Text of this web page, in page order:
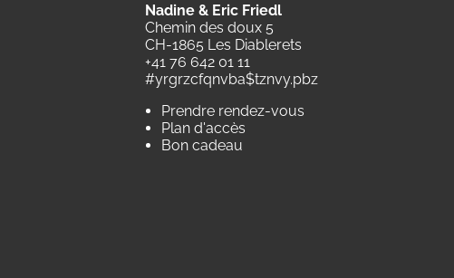
Nadine & Eric Friedl
Chemin des doux 5
CH-1865 Les Diablerets
+41 76 642 01 11
#yrgrzcfqnvba$tznvy.pbz
Prendre rendez-vous
Plan d'accès
Bon cadeau